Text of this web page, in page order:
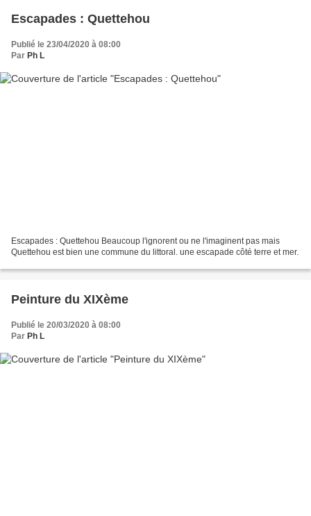
Escapades : Quettehou
Publié le 23/04/2020 à 08:00
Par Ph L
Escapades : Quettehou Beaucoup l'ignorent ou ne l'imaginent pas mais
Quettehou est bien une commune du littoral. une escapade côté terre et mer.
Peinture du XIXème
Publié le 20/03/2020 à 08:00
Par Ph L